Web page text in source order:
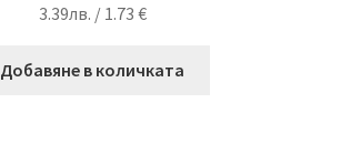
3.39лв. / 1.73 €
Добавяне в количката